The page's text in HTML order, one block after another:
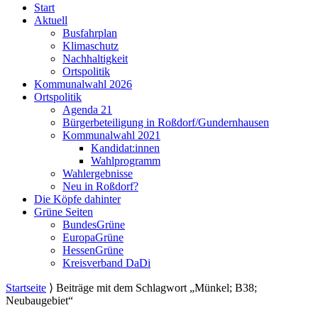
Start
Aktuell
Busfahrplan
Klimaschutz
Nachhaltigkeit
Ortspolitik
Kommunalwahl 2026
Ortspolitik
Agenda 21
Bürgerbeteiligung in Roßdorf/Gundernhausen
Kommunalwahl 2021
Kandidat:innen
Wahlprogramm
Wahlergebnisse
Neu in Roßdorf?
Die Köpfe dahinter
Grüne Seiten
BundesGrüne
EuropaGrüne
HessenGrüne
Kreisverband DaDi
Startseite ⟩ Beiträge mit dem Schlagwort „Münkel; B38;
Neubaugebiet“